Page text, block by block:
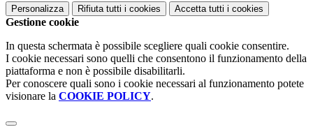
Personalizza Rifiuta tutti i cookies Accetta tutti i cookies
Gestione cookie
In questa schermata è possibile scegliere quali cookie consentire.
I cookie necessari sono quelli che consentono il funzionamento della
piattaforma e non è possibile disabilitarli.
Per conoscere quali sono i cookie necessari al funzionamento potete
visionare la COOKIE POLICY.